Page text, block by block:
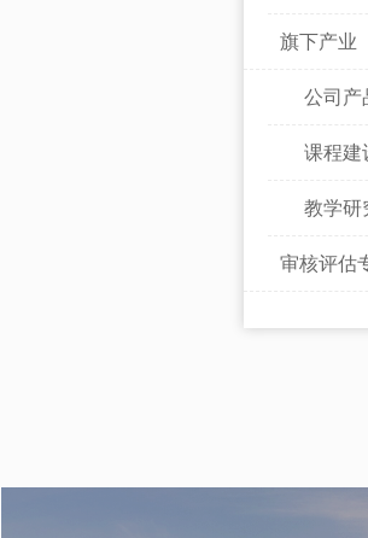
旗下产业
公司产
课程建
教学研
审核评估